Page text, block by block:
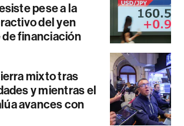
pese a la
del yen
financiación
mixto tras
y mientras el
avances con